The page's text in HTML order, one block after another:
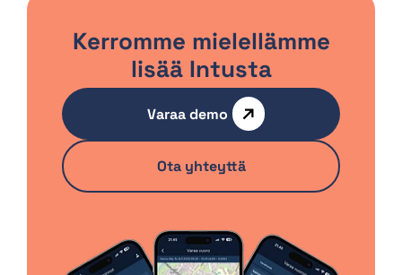
Kerromme mielellämme
lisää Intusta
Varaa demo
Ota yhteyttä